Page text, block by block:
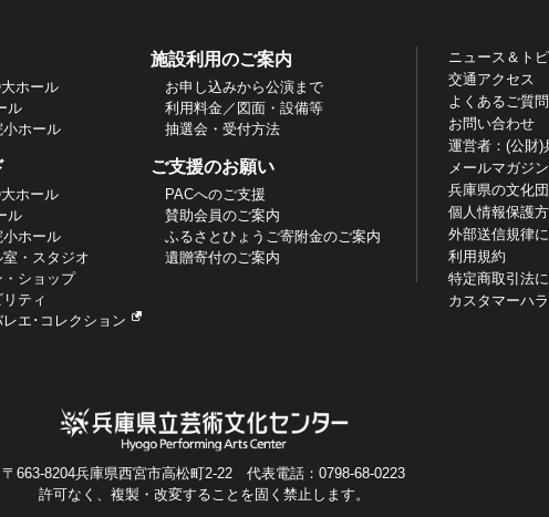
ホール
ル
ホール
ホール
ル
ホール
室・スタジオ
・ショップ
ティ
エ･コレクション
施設利用のご案内
お申し込みから公演まで
利用料金／図面・設備等
抽選会・受付方法
ご支援のお願い
PACへのご支援
賛助会員のご案内
ふるさとひょうご寄附金のご案内
遺贈寄付のご案内
ニュース＆ト
交通アクセス
よくあるご質問
お問い合わせ
運営者：(公財)
メールマガジン
兵庫県の文化
個人情報保護
外部送信規律
利用規約
特定商取引法
カスタマーハ
〒663-8204兵庫県西宮市高松町2-22 代表電話：0798-68-0223
許可なく、複製・改変することを固く禁止します。